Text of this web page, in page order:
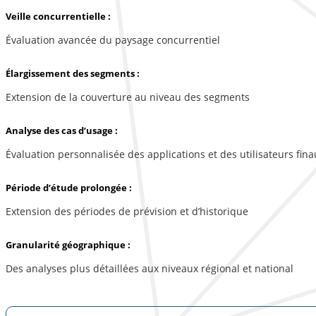
Veille concurrentielle :
Évaluation avancée du paysage concurrentiel
Élargissement des segments :
Extension de la couverture au niveau des segments
Analyse des cas d’usage :
Évaluation personnalisée des applications et des utilisateurs
Période d’étude prolongée :
Extension des périodes de prévision et d’historique
Granularité géographique :
Des analyses plus détaillées aux niveaux régional et national